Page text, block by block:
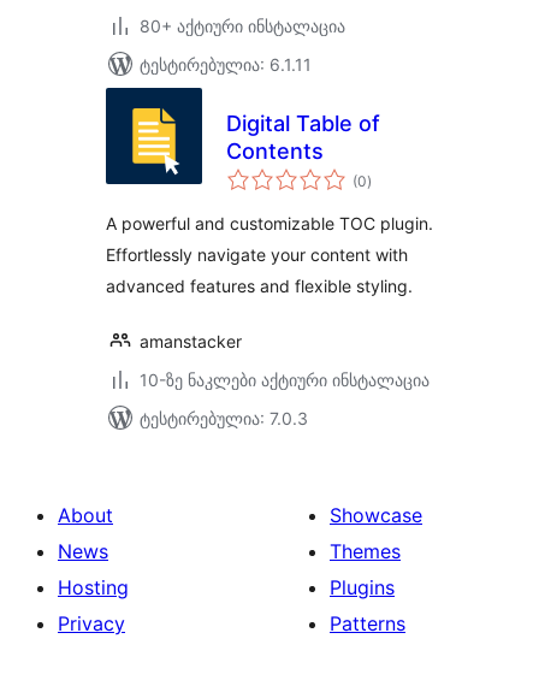
80+ აქტიური ინსტალაცია
ტესტირებულია: 6.1.11
Digital Table of
Contents
(0საერთო
რეიტინგი
)
A powerful and customizable TOC plugin.
Effortlessly navigate your content with
advanced features and flexible styling.
amanstacker
10-ზე ნაკლები აქტიური ინსტალაცია
ტესტირებულია: 7.0.3
About
News
Hosting
Privacy
Showcase
Themes
Plugins
Patterns